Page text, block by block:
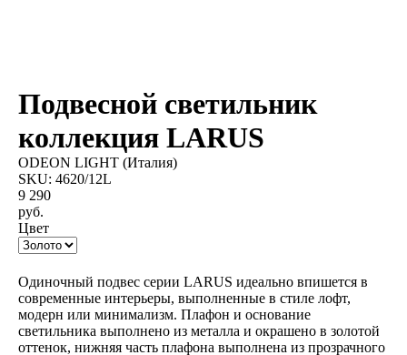
Подвесной светильник
коллекция LARUS
ODEON LIGHT (Италия)
SKU: 4620/12L
9 290
руб.
Цвет
Одиночный подвес серии LARUS идеально впишется в
современные интерьеры, выполненные в стиле лофт,
модерн или минимализм. Плафон и основание
светильника выполнено из металла и окрашено в золотой
оттенок, нижняя часть плафона выполнена из прозрачного